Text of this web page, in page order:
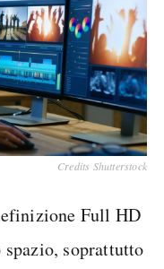
Credits Shutterstock
Full HD
soprattutto